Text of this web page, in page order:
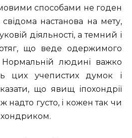
способами не годен
настанова на мету,
діяльності, а темний і
що веде одержимого
людині важко
цих учепистих думок і
що явищ іпохондрії
надто густо, і кожен так чи